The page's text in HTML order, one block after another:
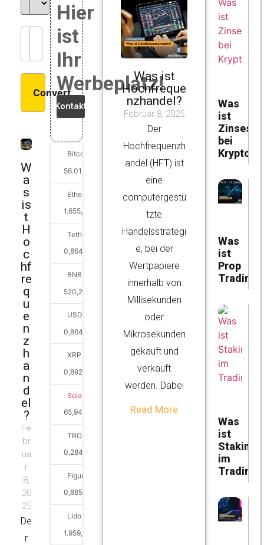
Convert
W
a
s
is
t
H
o
c
hf
re
q
u
e
n
z
h
a
n
d
el
?
Fe
br
ua
r
8,
20
25
De
r
Hier
ist
Ihr
Werbeplatz!
Kontakt
Bitcoin
56.019,35
Ethereum
1.655,35
Tether
0,864406
0%
BNB
520,27
USDC
0,86462
0%
XRP
0,892628
0.2%
Solana
65,94
TRON
0,284925
Figure Heloc
0,865815
Lido Staked Ether
1.959,15
Was ist
Hochfreque
nzhandel?
Februar 8, 2025
Der
Hochfrequenzh
andel (HFT) ist
eine
computergestü
tzte
Handelsstrategi
e, bei der
Wertpapiere
innerhalb von
Millisekunden
oder
Mikrosekunden
gekauft und
verkauft
werden. Dabei
Read More
Was
ist
bei
Was
ist
Prop
Trading?
Was
ist
Staking
im
Trading?